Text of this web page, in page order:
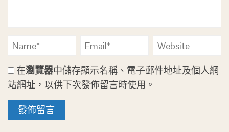
在瀏覽器中儲存顯示名稱、電子郵件地址及個人網
站網址，以供下次發佈留言時使用。